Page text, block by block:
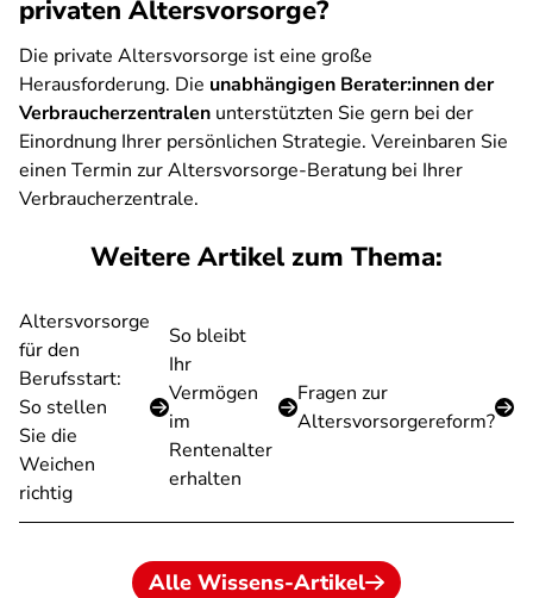
privaten Altersvorsorge?
Die private Altersvorsorge ist eine große
Herausforderung. Die unabhängigen Berater:innen der
Verbraucherzentralen unterstützten Sie gern bei der
Einordnung Ihrer persönlichen Strategie. Vereinbaren Sie
einen Termin zur Altersvorsorge-Beratung bei Ihrer
Verbraucherzentrale.
Weitere Artikel zum Thema:
Altersvorsorge
für den
Berufsstart:
So stellen
Sie die
Weichen
richtig
So bleibt
Ihr
Vermögen
im
Rentenalter
erhalten
Fragen zur
Altersvorsorgereform?
Alle Wissens-Artikel